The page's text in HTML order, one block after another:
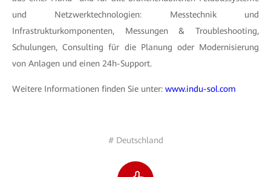
und Netzwerktechnologien: Messtechnik und
Infrastrukturkomponenten, Messungen & Troubleshooting,
Schulungen, Consulting für die Planung oder Modernisierung
von Anlagen und einen 24h-Support.
Weitere Informationen finden Sie unter: www.indu-sol.com
# Deutschland